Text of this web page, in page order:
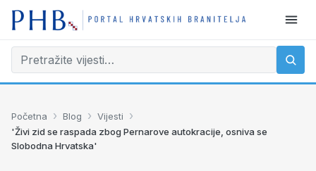
Početna › Blog › Vijesti ›
'Živi zid se raspada zbog Pernarove autokracije, osniva se
Slobodna Hrvatska'